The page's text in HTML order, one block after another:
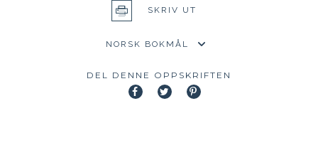
SKRIV UT
DEL DENNE OPPSKRIFTEN